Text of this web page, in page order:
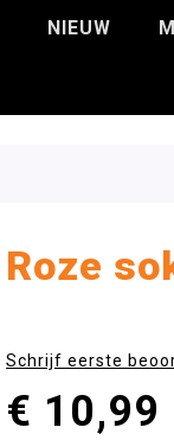
NIEUW
Roze
Schrijf eerste
€ 10,99